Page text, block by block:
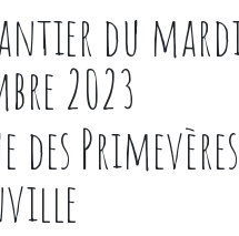
du
2023
des